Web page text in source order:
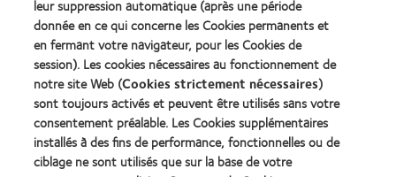
produit
pour
MyDay™
(2013)
Year
(2013)
more
about
2012
&
2010
Best
Companies
for
Leaders
(2012)
more
about
2011
Best
Factory
Awards
(2011)
Learn
more
about
ODMA
2011
Learn
more
about
2012
REBRAND
leur suppression automatique (après une période
donnée en ce qui concerne les Cookies permanents et
en fermant votre navigateur, pour les Cookies de
session). Les cookies nécessaires au fonctionnement de
notre site Web (Cookies strictement nécessaires)
sont toujours activés et peuvent être utilisés sans votre
consentement préalable. Les Cookies supplémentaires
installés à des fins de performance, fonctionnelles ou de
ciblage ne sont utilisés que sur la base de votre